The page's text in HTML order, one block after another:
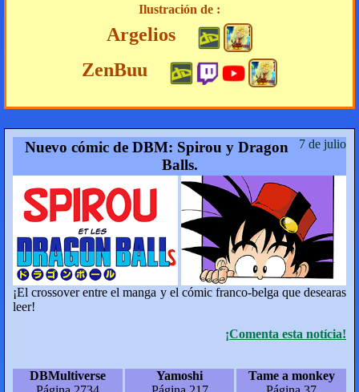
Ilustración de :
Argelios
ZenBuu
7 de julio
Nuevo cómic de DBM: Spirou y Dragon
Balls.
¡El crossover entre el manga y el cómic franco-belga que desearas
leer!
¡Comenta esta notícia!
DBMultiverse
Yamoshi
Tame a monkey